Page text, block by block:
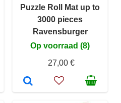
Puzzle Roll Mat up to
3000 pieces
Ravensburger
Op voorraad (8)
27,00 €